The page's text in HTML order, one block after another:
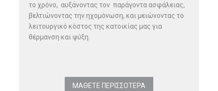
το χρόνο, αυξάνοντας τον παράγοντα ασφάλειας,
βελτιώνοντας την ηχομόνωση, και μειώνοντας το
λειτουργικό κόστος της κατοικίας μας για
θέρμανση και ψύξη.
ΜΑΘΕΤΕ ΠΕΡΙΣΣΟΤΕΡΑ